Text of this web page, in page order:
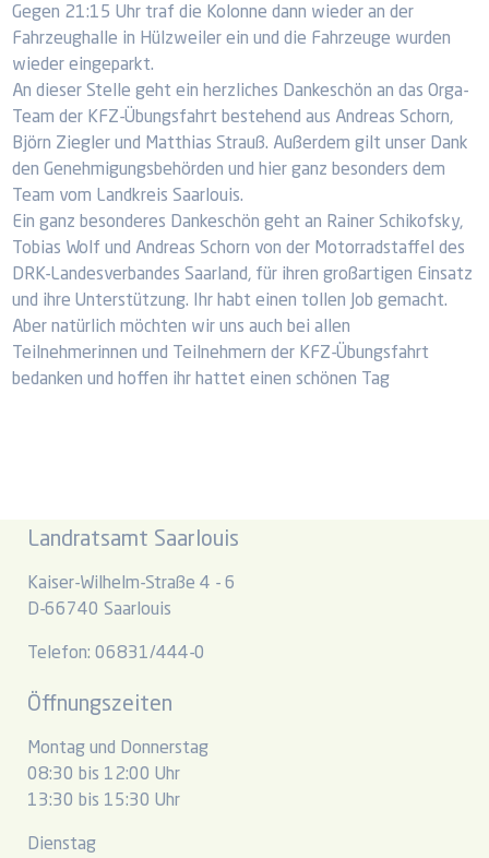
Gegen 21:15 Uhr traf die Kolonne dann wieder an der
Fahrzeughalle in Hülzweiler ein und die Fahrzeuge wurden
wieder eingeparkt.
An dieser Stelle geht ein herzliches Dankeschön an das Orga-
Team der KFZ-Übungsfahrt bestehend aus Andreas Schorn,
Björn Ziegler und Matthias Strauß. Außerdem gilt unser Dank
den Genehmigungsbehörden und hier ganz besonders dem
Team vom Landkreis Saarlouis.
Ein ganz besonderes Dankeschön geht an Rainer Schikofsky,
Tobias Wolf und Andreas Schorn von der Motorradstaffel des
DRK-Landesverbandes Saarland, für ihren großartigen Einsatz
und ihre Unterstützung. Ihr habt einen tollen Job gemacht.
Aber natürlich möchten wir uns auch bei allen
Teilnehmerinnen und Teilnehmern der KFZ-Übungsfahrt
bedanken und hoffen ihr hattet einen schönen Tag
Landratsamt Saarlouis
Kaiser-Wilhelm-Straße 4 - 6
D-66740 Saarlouis
Telefon: 06831/444-0
Öffnungszeiten
Montag und Donnerstag
08:30 bis 12:00 Uhr
13:30 bis 15:30 Uhr
Dienstag